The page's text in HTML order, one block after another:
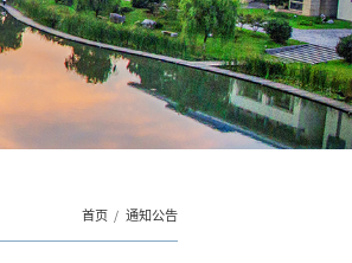
首页 通知公告